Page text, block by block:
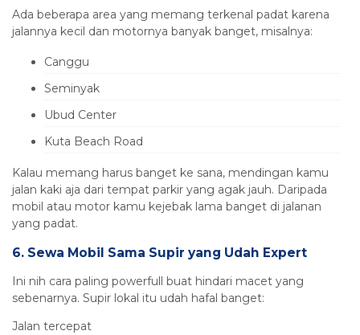
Ada beberapa area yang memang terkenal padat karena
jalannya kecil dan motornya banyak banget, misalnya:
Canggu
Seminyak
Ubud Center
Kuta Beach Road
Kalau memang harus banget ke sana, mendingan kamu
jalan kaki aja dari tempat parkir yang agak jauh. Daripada
mobil atau motor kamu kejebak lama banget di jalanan
yang padat.
6. Sewa Mobil Sama Supir yang Udah Expert
Ini nih cara paling powerfull buat hindari macet yang
sebenarnya. Supir lokal itu udah hafal banget:
Jalan tercepat